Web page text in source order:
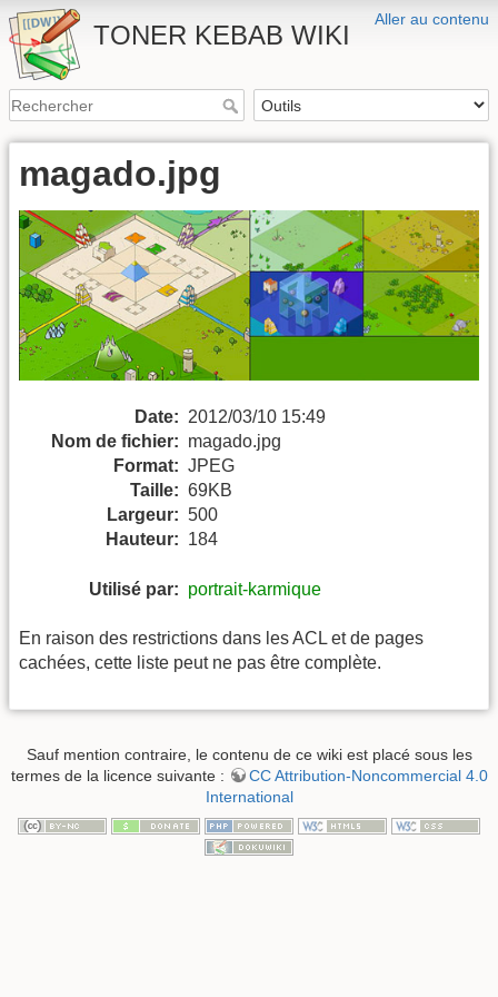
Aller au contenu
TONER KEBAB WIKI
magado.jpg
Date: 2012/03/10 15:49
Nom de fichier: magado.jpg
Format: JPEG
Taille: 69KB
Largeur: 500
Hauteur: 184
Utilisé par: portrait-karmique
En raison des restrictions dans les ACL et de pages
cachées, cette liste peut ne pas être complète.
Sauf mention contraire, le contenu de ce wiki est placé sous les
termes de la licence suivante :
CC Attribution-Noncommercial 4.0
International